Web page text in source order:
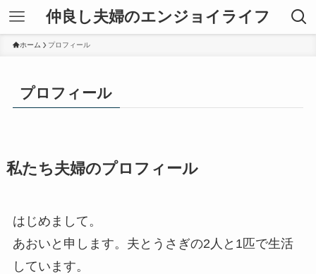
仲良し夫婦のエンジョイライフ
ホーム プロフィール
プロフィール
私たち夫婦のプロフィール
はじめまして。
あおいと申します。夫とうさぎの2人と1匹で生活
しています。